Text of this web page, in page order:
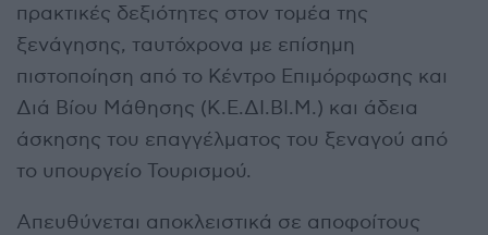
πρακτικές δεξιότητες στον τομέα της
ξενάγησης, ταυτόχρονα με επίσημη
πιστοποίηση από το Κέντρο Επιμόρφωσης και
Διά Βίου Μάθησης (Κ.Ε.ΔΙ.ΒΙ.Μ.) και άδεια
άσκησης του επαγγέλματος του ξεναγού από
το υπουργείο Τουρισμού.
Απευθύνεται αποκλειστικά σε αποφοίτους